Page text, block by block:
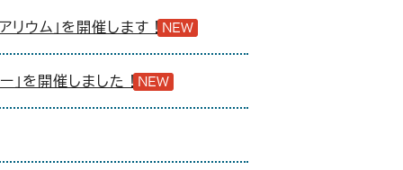
ウム」を開催します！NEW
」を開催しました！NEW